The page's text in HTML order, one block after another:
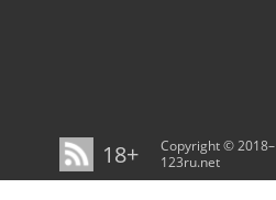
18+
Copyright © 2018–
123ru.net